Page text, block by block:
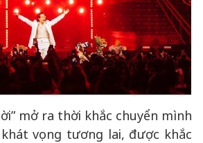
mở ra thời khắc chuyển mình
vọng tương lai, được khắc